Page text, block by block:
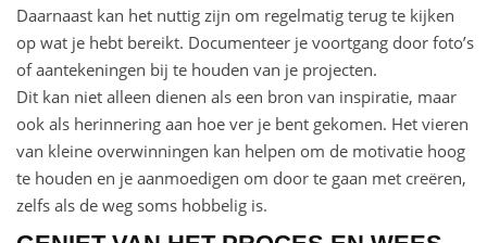
Daarnaast kan het nuttig zijn om regelmatig terug te kijken
op wat je hebt bereikt. Documenteer je voortgang door foto’s
of aantekeningen bij te houden van je projecten.
Dit kan niet alleen dienen als een bron van inspiratie, maar
ook als herinnering aan hoe ver je bent gekomen. Het vieren
van kleine overwinningen kan helpen om de motivatie hoog
te houden en je aanmoedigen om door te gaan met creëren,
zelfs als de weg soms hobbelig is.